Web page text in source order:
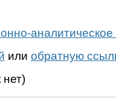
аналитическое
или обратную